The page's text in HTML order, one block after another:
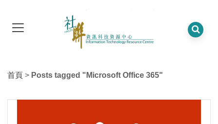
首頁 > Posts tagged "Microsoft Office 365"